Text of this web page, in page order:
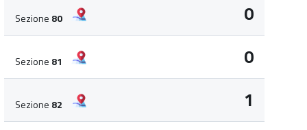
Sezione 80 0
Sezione 81 0
Sezione 82 1